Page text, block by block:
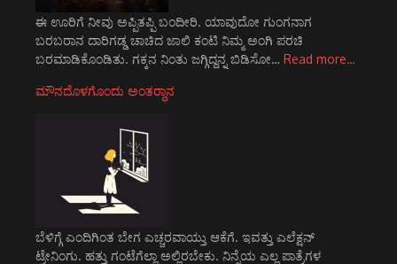
ಈ ಊರಿಗೆ ನೀವು ಅಪ್ಪಿತಪ್ಪಿ ಬಂದೀರಿ. ಯಾವುದೋ ಗುಂಗನಾಗ
ಬರಬರಾನ ದಾರಿಗಡ್ಡ ಚಾಚಿದ ಜಾಲಿ ಕಂಟಿ ನಿಮ್ಮ ಅಂಗಿ ಪರಚಿ
ಬರಮಾಡಿಕೊಂಡಿತು. ಗಕ್ಕನ ನಿಂತು ಜಗ್ಗಿದ್ದನ್ನ ಬಿಡಿಸೋ… Read more…
ಮೌನದೊಳಗೊಂದು ಅಂತರ್‍ಧಾನ
ಬೆಳಿಗ್ಗೆ ಎಂದಿಗಿಂತ ಬೇಗ ಎಚ್ಚರವಾಯ್ತು ಆಕೆಗೆ. ಇವತ್ತು ಎಲೆಕ್ಷನ್
ಟ್ರೇನಿಂಗು. ಹತ್ತು ಗಂಟೆಗೆಲ್ಲಾ ಅಲ್ಲಿರಬೇಕು. ನಿನ್ನೆಯ ಎಲ್ಲ ಪಾತ್ರೆಗಳ